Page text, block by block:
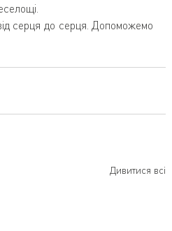
серця до серця. Допоможемо
Дивитися всі